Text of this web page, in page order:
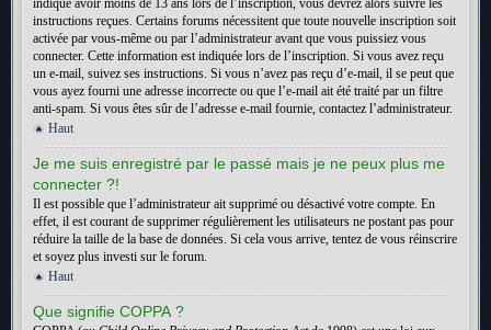
indiqué avoir moins de 13 ans lors de l’inscription, vous devrez alors suivre les
instructions reçues. Certains forums nécessitent que toute nouvelle inscription soit
activée par vous-même ou par l’administrateur avant que vous puissiez vous
connecter. Cette information est indiquée lors de l’inscription. Si vous avez reçu
un e-mail, suivez ses instructions. Si vous n’avez pas reçu d’e-mail, il se peut que
vous ayez fourni une adresse incorrecte ou que l’e-mail ait été traité par un filtre
anti-spam. Si vous êtes sûr de l’adresse e-mail fournie, contactez l’administrateur.
Haut
Je me suis enregistré par le passé mais je ne peux plus me
connecter ?!
Il est possible que l’administrateur ait supprimé ou désactivé votre compte. En
effet, il est courant de supprimer régulièrement les utilisateurs ne postant pas pour
réduire la taille de la base de données. Si cela vous arrive, tentez de vous réinscrire
et soyez plus investi sur le forum.
Haut
Que signifie COPPA ?